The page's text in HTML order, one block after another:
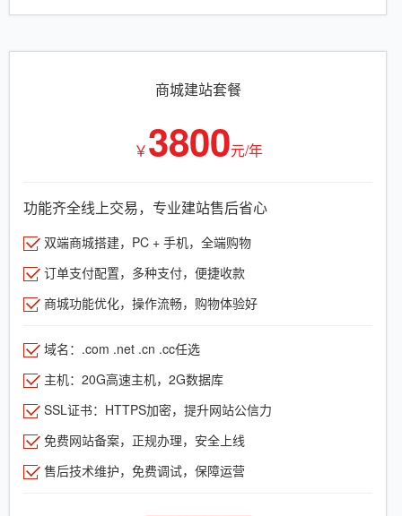
商城建站套餐
￥3800元/年
功能齐全线上交易，专业建站售后省心
双端商城搭建，PC + 手机，全端购物
订单支付配置，多种支付，便捷收款
商城功能优化，操作流畅，购物体验好
域名：.com .net .cn .cc任选
主机：20G高速主机，2G数据库
SSL证书：HTTPS加密，提升网站公信力
免费网站备案，正规办理，安全上线
售后技术维护，免费调试，保障运营